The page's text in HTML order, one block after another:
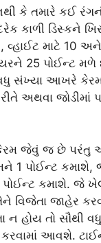
કે તમારે કઈ
કાળી ડિસ્કને
વ્હાઈટ માટે 10
25 પોઈન્ટ મળે
સંખ્યા આખરે કેરમ
અથવા જોડીમાં
જેવું જ છે પરંતુ
1 પોઈન્ટ કમાશે,
કમાશે. જે
વિજેતા જાહેર
ન હોય તો સૌથી
આવશે.